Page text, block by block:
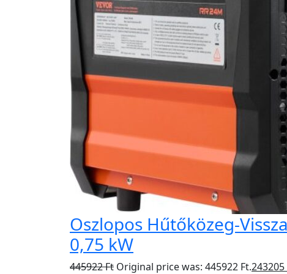
Oszlopos Hűtőközeg-
0,75 kW
445922Ft Original price was: 445922 Ft.243205